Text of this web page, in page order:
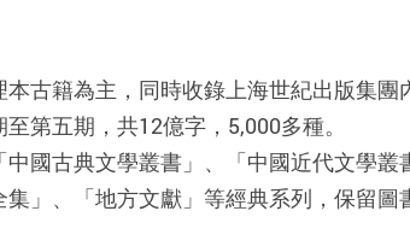
古籍為主，同時收錄上海世紀出版集
第五期，共12億字，5,000多種。
國古典文學叢書」、「中國近代文學
」、「地方文獻」等經典系列，保留